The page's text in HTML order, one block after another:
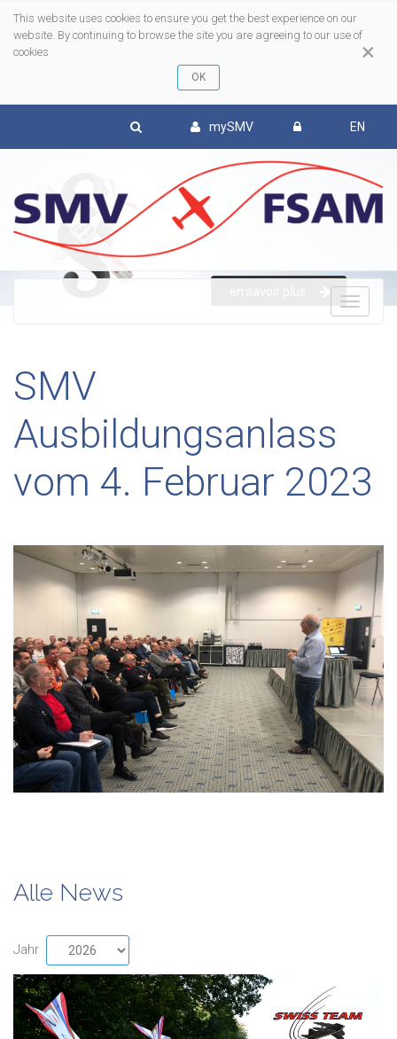
×
This website uses cookies to ensure you get the best experience on our
website. By continuing to browse the site you are agreeing to our use of
cookies
mySMV EN
SMV
Ausbildungsanlass
vom 4. Februar 2023
Alle News
Jahr